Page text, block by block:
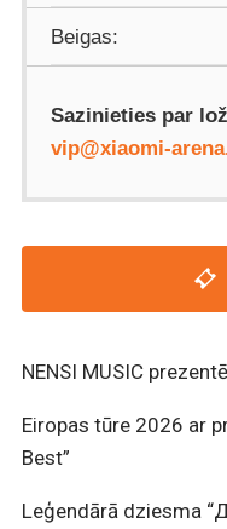
Beigas:
Sazinieties par
vip@xiaomi-
NENSI MUSIC
Eiropas tūre 2026 ar
Best”
Leģendārā dziesma